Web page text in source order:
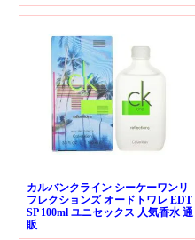
カルバンクライン シーケーワンリ
フレクションズ オードトワレ EDT
SP 100ml ユニセックス 人気香水 通
販